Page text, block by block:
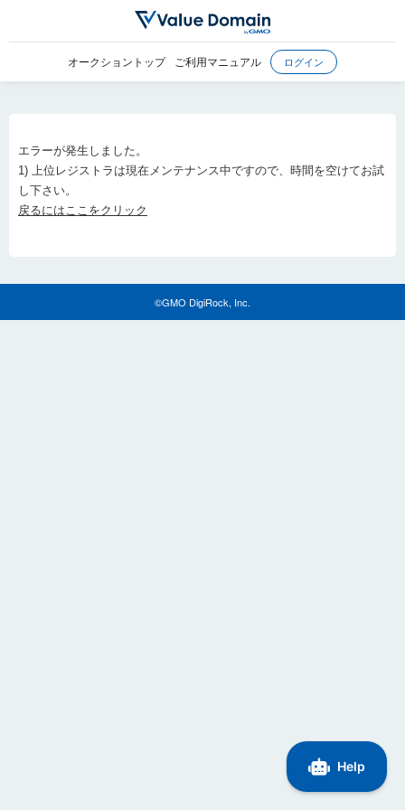
オークショントップ ご利用マニュアル ログイン
エラーが発生しました。
1) 上位レジストラは現在メンテナンス中ですので、時間を空けてお試
し下さい。
戻るにはここをクリック
©GMO DigiRock, Inc.